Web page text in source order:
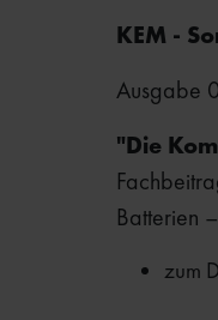
KEM -
Ausgabe
"Die
Batterien
zum